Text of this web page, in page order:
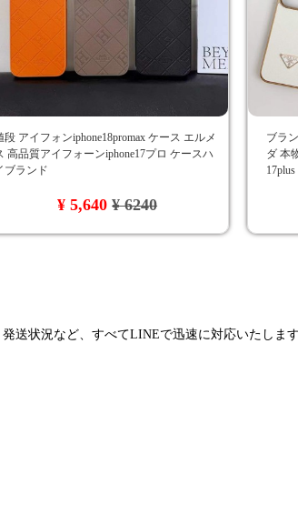
段 アイフォンiphone18promax ケース エルメ
高品質アイフォーンiphone17プロ ケースハ
ブランド
¥ 5,640¥ 6240
ブラ
ダ 本
送状況など、すべてLINEで迅速に対応いたします